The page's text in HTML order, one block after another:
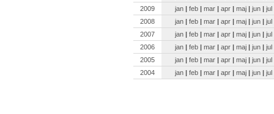
2009
jan | feb | mar | apr | maj | jun | jul
2008
jan | feb | mar | apr | maj | jun | jul
2007
jan | feb | mar | apr | maj | jun | jul
2006
jan | feb | mar | apr | maj | jun | jul
2005
jan | feb | mar | apr | maj | jun | jul
2004
jan | feb | mar | apr | maj | jun | jul